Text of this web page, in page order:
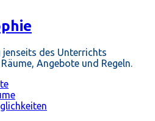
des Unterrichts
Angebote und Regeln.